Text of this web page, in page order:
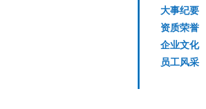
大事纪要
资质荣誉
企业文化
员工风采